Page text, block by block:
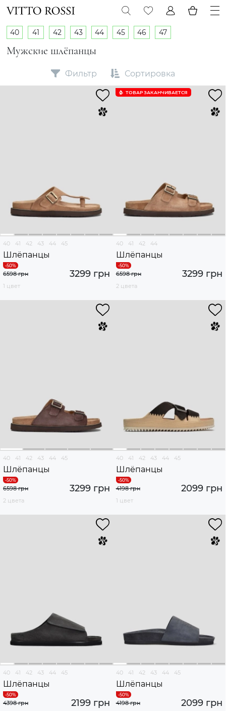
Мужские шлёпанцы
40 41 42 43 44 45 46 47
Фильтр Сортировка
40 41 42 43 44 45
Шлёпанцы
3299 грн
6598 грн
1 цвет
ТОВАР ЗАКАНЧИВАЕТСЯ
40 41 42 44
Шлёпанцы
3299 грн
6598 грн
2 цвета
40 41 42 43 44 45
Шлёпанцы
3299 грн
6598 грн
2 цвета
40 41 42 43 44 45
Шлёпанцы
2099 грн
4198 грн
1 цвет
40 41 42 43 44 45
Шлёпанцы
2199 грн
4398 грн
40 41 42 43 44 45
Шлёпанцы
2099 грн
4198 грн